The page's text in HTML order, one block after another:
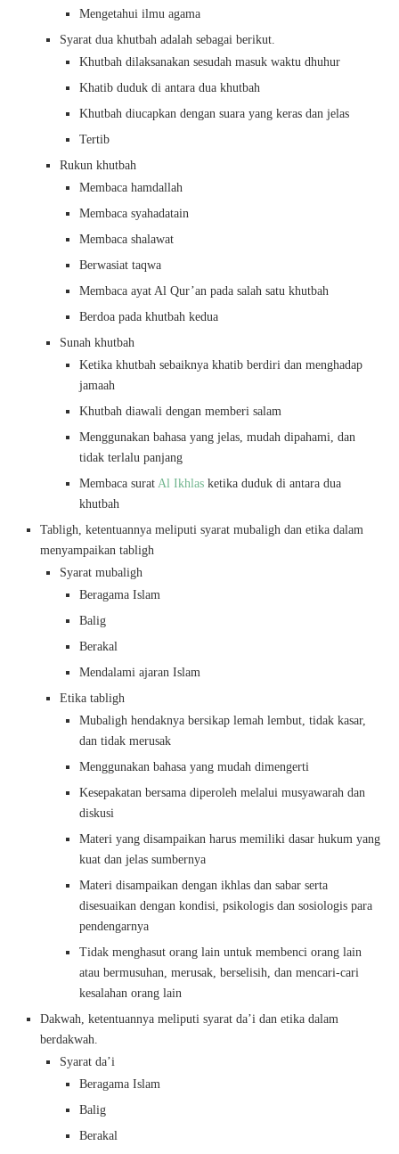
Mengetahui ilmu agama
Syarat dua khutbah adalah sebagai berikut.
Khutbah dilaksanakan sesudah masuk waktu dhuhur
Khatib duduk di antara dua khutbah
Khutbah diucapkan dengan suara yang keras dan jelas
Tertib
Rukun khutbah
Membaca hamdallah
Membaca syahadatain
Membaca shalawat
Berwasiat taqwa
Membaca ayat Al Qur’an pada salah satu khutbah
Berdoa pada khutbah kedua
Sunah khutbah
Ketika khutbah sebaiknya khatib berdiri dan menghadap
jamaah
Khutbah diawali dengan memberi salam
Menggunakan bahasa yang jelas, mudah dipahami, dan
tidak terlalu panjang
Membaca surat Al Ikhlas ketika duduk di antara dua
khutbah
Tabligh, ketentuannya meliputi syarat mubaligh dan etika dalam
menyampaikan tabligh
Syarat mubaligh
Beragama Islam
Balig
Berakal
Mendalami ajaran Islam
Etika tabligh
Mubaligh hendaknya bersikap lemah lembut, tidak kasar,
dan tidak merusak
Menggunakan bahasa yang mudah dimengerti
Kesepakatan bersama diperoleh melalui musyawarah dan
diskusi
Materi yang disampaikan harus memiliki dasar hukum yang
kuat dan jelas sumbernya
Materi disampaikan dengan ikhlas dan sabar serta
disesuaikan dengan kondisi, psikologis dan sosiologis para
pendengarnya
Tidak menghasut orang lain untuk membenci orang lain
atau bermusuhan, merusak, berselisih, dan mencari-cari
kesalahan orang lain
Dakwah, ketentuannya meliputi syarat da’i dan etika dalam
berdakwah.
Syarat da’i
Beragama Islam
Balig
Berakal